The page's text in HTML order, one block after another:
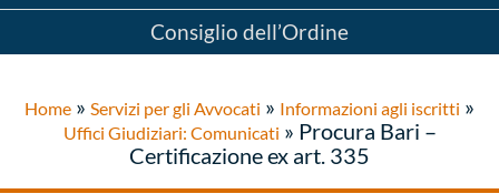
Consiglio dell’Ordine
Home » Servizi per gli Avvocati » Informazioni agli iscritti »
Uffici Giudiziari: Comunicati » Procura Bari –
Certificazione ex art. 335